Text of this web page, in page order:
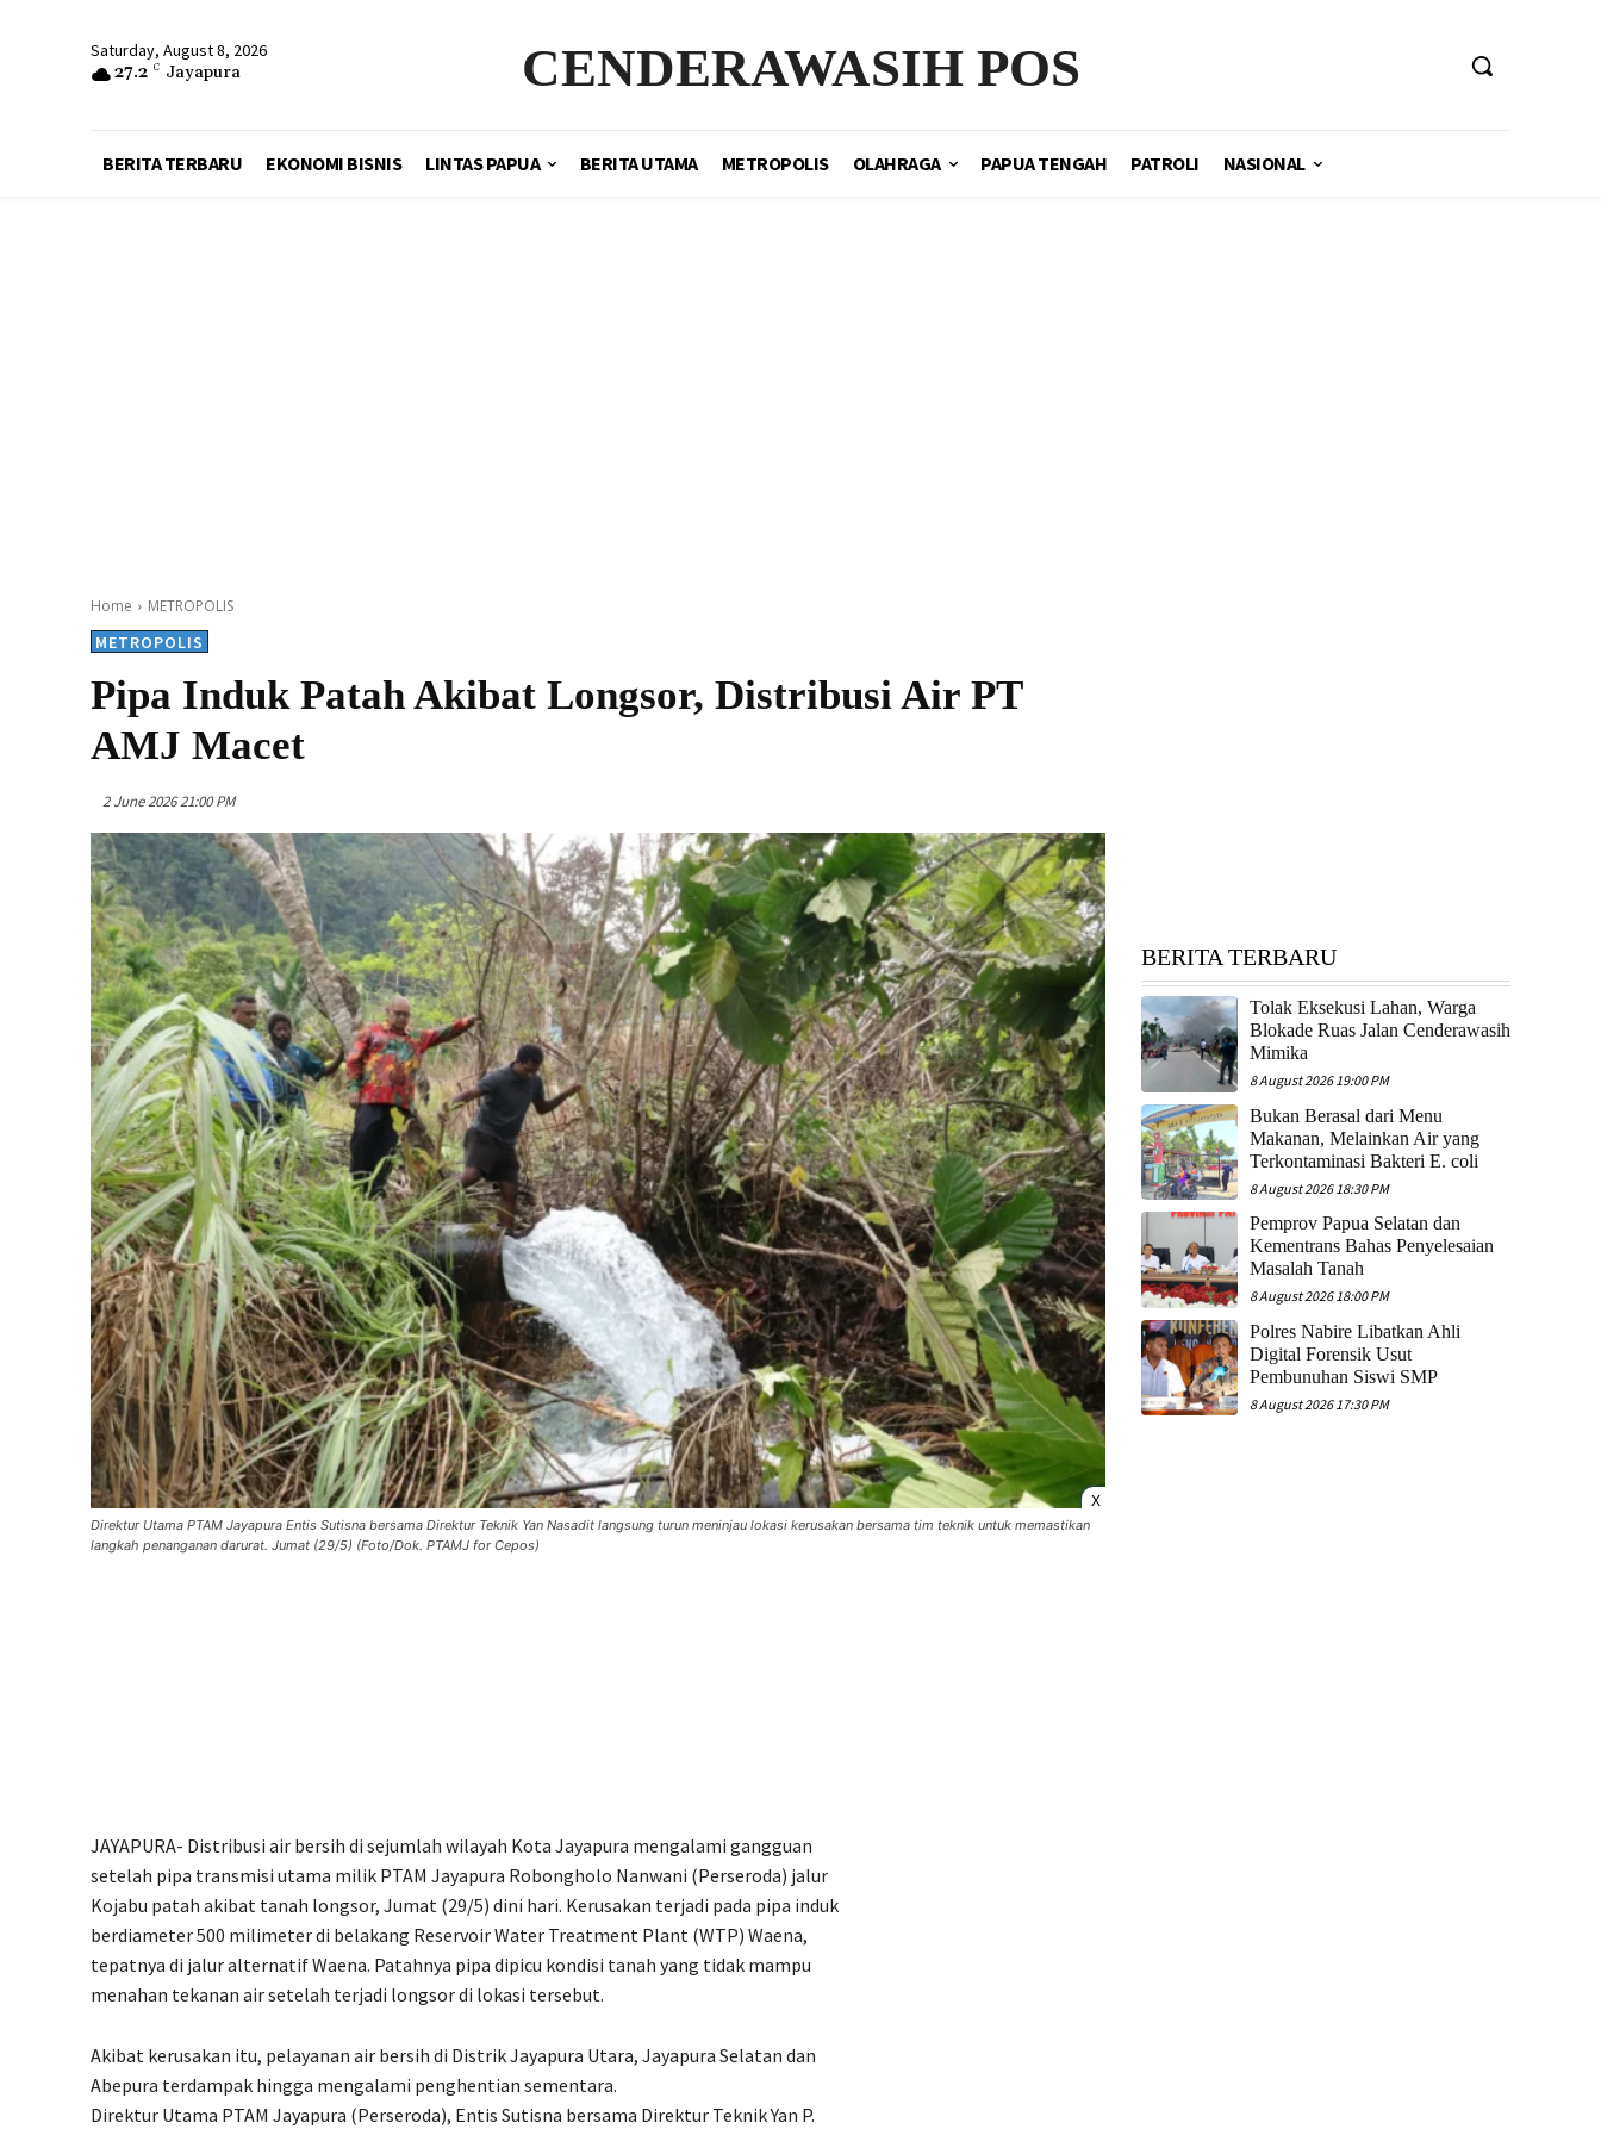
Saturday, August 8, 2026
27.2 C Jayapura CENDERAWASIH POS
BERITA TERBARU EKONOMI BISNIS LINTAS PAPUA BERITA UTAMA METROPOLIS OLAHRAGA PAPUA TENGAH PATROLI NASIONAL
Home METROPOLIS
METROPOLIS
Pipa Induk Patah Akibat Longsor, Distribusi Air PT
AMJ Macet
2 June 2026 21:00 PM
X
Direktur Utama PTAM Jayapura Entis Sutisna bersama Direktur Teknik Yan Nasadit langsung turun meninjau lokasi kerusakan bersama tim teknik untuk memastikan
langkah penanganan darurat. Jumat (29/5) (Foto/Dok. PTAMJ for Cepos)
JAYAPURA- Distribusi air bersih di sejumlah wilayah Kota Jayapura mengalami gangguan
setelah pipa transmisi utama milik PTAM Jayapura Robongholo Nanwani (Perseroda) jalur
Kojabu patah akibat tanah longsor, Jumat (29/5) dini hari. Kerusakan terjadi pada pipa induk
berdiameter 500 milimeter di belakang Reservoir Water Treatment Plant (WTP) Waena,
tepatnya di jalur alternatif Waena. Patahnya pipa dipicu kondisi tanah yang tidak mampu
menahan tekanan air setelah terjadi longsor di lokasi tersebut.
Akibat kerusakan itu, pelayanan air bersih di Distrik Jayapura Utara, Jayapura Selatan dan
Abepura terdampak hingga mengalami penghentian sementara.
Direktur Utama PTAM Jayapura (Perseroda), Entis Sutisna bersama Direktur Teknik Yan P.
BERITA TERBARU
Tolak Eksekusi Lahan, Warga
Blokade Ruas Jalan Cenderawasih
Mimika
8 August 2026 19:00 PM
Bukan Berasal dari Menu
Makanan, Melainkan Air yang
Terkontaminasi Bakteri E. coli
8 August 2026 18:30 PM
Pemprov Papua Selatan dan
Kementrans Bahas Penyelesaian
Masalah Tanah
8 August 2026 18:00 PM
Polres Nabire Libatkan Ahli
Digital Forensik Usut
Pembunuhan Siswi SMP
8 August 2026 17:30 PM